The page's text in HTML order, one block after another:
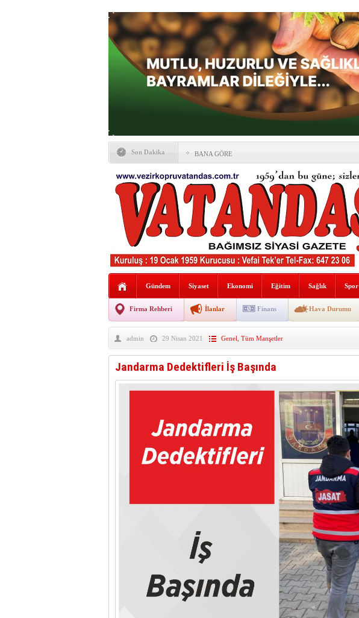
Son Dakika BANA GÖRE
Vezirköprü CHP’de istifa depremi yaşandı!
HAYATIN İÇİNDEN BESLENME
Kaybettiklerimiz
NÖBETÇİ ECZANELER
Okullarda yeni dönem: Yönetmelik kapsamlı şekilde
değişti
taşınıyor
Hafif ticari araç takla attı! 2’si Çocuk 5 Yaralı
“Yaz Seninle Güzel” doğa yürüyüşü
Gündem Siyaset Ekonomi Eğitim Sağlık Spor
Firma Rehberi İlanlar Finans Hava Durumu
admin 29 Nisan 2021 Genel Tüm Manşetler
Jandarma Dedektifleri İş Başında